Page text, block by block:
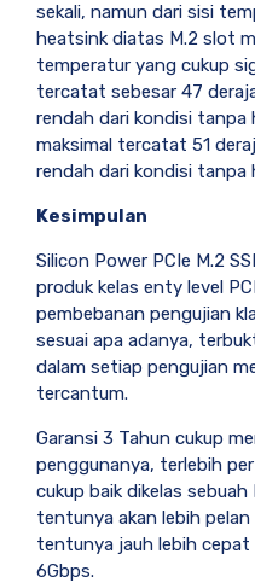
sekali, namun dari sisi
heatsink diatas M.2 slot
temperatur yang cukup
tercatat sebesar 47
rendah dari kondisi
maksimal tercatat 51
rendah dari kondisi tanpa
Kesimpulan
Silicon Power PCIe M.2
produk kelas enty level
pembebanan pengujian
sesuai apa adanya,
dalam setiap pengujian
tercantum.
Garansi 3 Tahun cukup
penggunanya, terlebih
cukup baik dikelas
tentunya akan lebih pelan
tentunya jauh lebih cepat
6Gbps.